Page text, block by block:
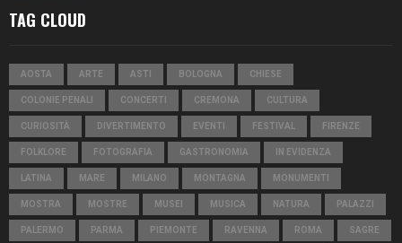
TAG CLOUD
AOSTA ARTE ASTI BOLOGNA CHIESE
COLONIE PENALI CONCERTI CREMONA CULTURA
CURIOSITÀ DIVERTIMENTO EVENTI FESTIVAL FIRENZE
FOLKLORE FOTOGRAFIA GASTRONOMIA IN EVIDENZA
LATINA MARE MILANO MONTAGNA MONUMENTI
MOSTRA MOSTRE MUSEI MUSICA NATURA PALAZZI
PALERMO PARMA PIEMONTE RAVENNA ROMA SAGRE